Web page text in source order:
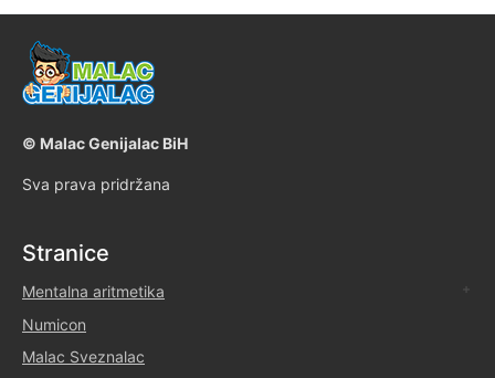
© Malac Genijalac BiH
Sva prava pridržana
Stranice
Mentalna aritmetika
Numicon
Malac Sveznalac